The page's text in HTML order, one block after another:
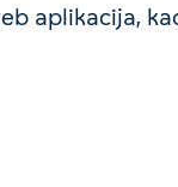
aplikacija,